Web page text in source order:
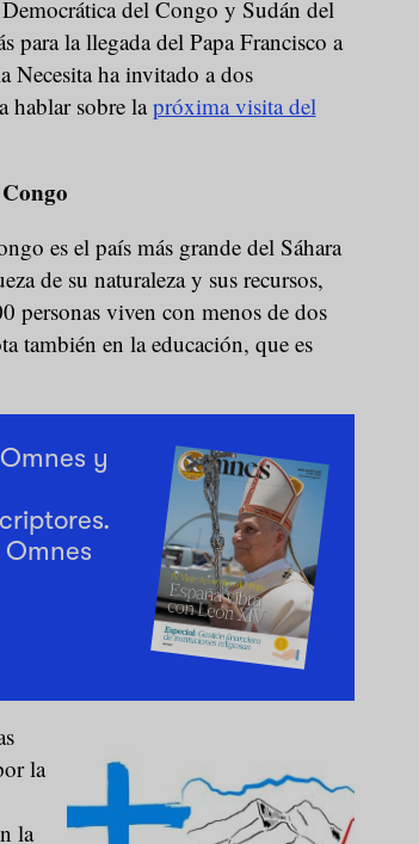
del Congo y Sudán del
para la llegada del Papa Francisco a
Necesita ha invitado a dos
hablar sobre lapróxima visita del
es el país más grande del Sáhara
de su naturaleza y sus recursos,
personas viven con menos de dos
también en la educación, que es
y
la
la